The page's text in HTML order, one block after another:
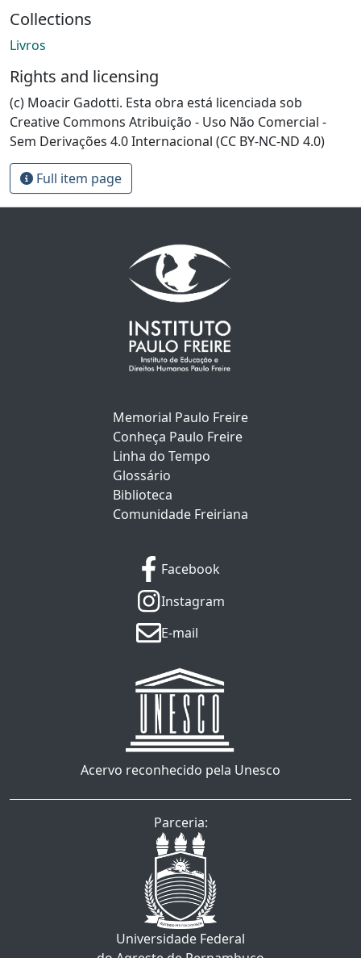
Collections
Livros
Rights and licensing
(c) Moacir Gadotti. Esta obra está licenciada sob
Creative Commons Atribuição - Uso Não Comercial -
Sem Derivações 4.0 Internacional (CC BY-NC-ND 4.0)
Full item page
Memorial Paulo Freire
Conheça Paulo Freire
Linha do Tempo
Glossário
Biblioteca
Comunidade Freiriana
Facebook
Instagram
E-mail
Acervo reconhecido pela Unesco
Parceria:
Universidade Federal